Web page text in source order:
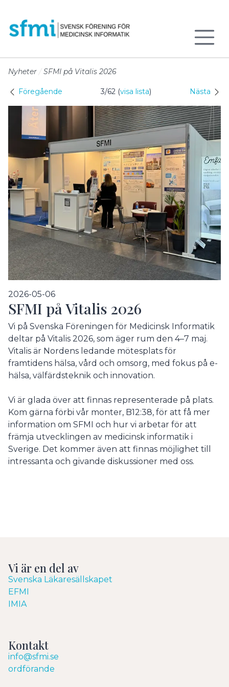
Nyheter SFMI på Vitalis 2026
Föregående 3/62 (visa lista) Nästa
2026-05-06
SFMI på Vitalis 2026
Vi på Svenska Föreningen för Medicinsk Informatik
deltar på Vitalis 2026, som äger rum den 4–7 maj.
Vitalis är Nordens ledande mötesplats för
framtidens hälsa, vård och omsorg, med fokus på e-
hälsa, välfärdsteknik och innovation.
Vi är glada över att finnas representerade på plats.
Kom gärna förbi vår monter, B12:38, för att få mer
information om SFMI och hur vi arbetar för att
främja utvecklingen av medicinsk informatik i
Sverige. Det kommer även att finnas möjlighet till
intressanta och givande diskussioner med oss.
Vi är en del av
Svenska Läkaresällskapet
EFMI
IMIA
Kontakt
info@sfmi.se
ordförande